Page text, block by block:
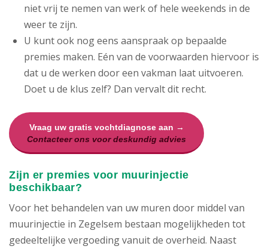
niet vrij te nemen van werk of hele weekends in de
weer te zijn.
U kunt ook nog eens aanspraak op bepaalde
premies maken. Eén van de voorwaarden hiervoor is
dat u de werken door een vakman laat uitvoeren.
Doet u de klus zelf? Dan vervalt dit recht.
Vraag uw gratis vochtdiagnose aan →
Contacteer ons voor deskundig advies
Zijn er premies voor muurinjectie
beschikbaar?
Voor het behandelen van uw muren door middel van
muurinjectie in Zegelsem bestaan mogelijkheden tot
gedeeltelijke vergoeding vanuit de overheid. Naast